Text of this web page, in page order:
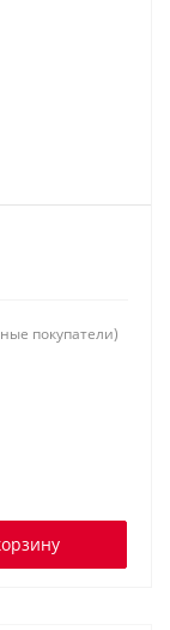
покупатели)